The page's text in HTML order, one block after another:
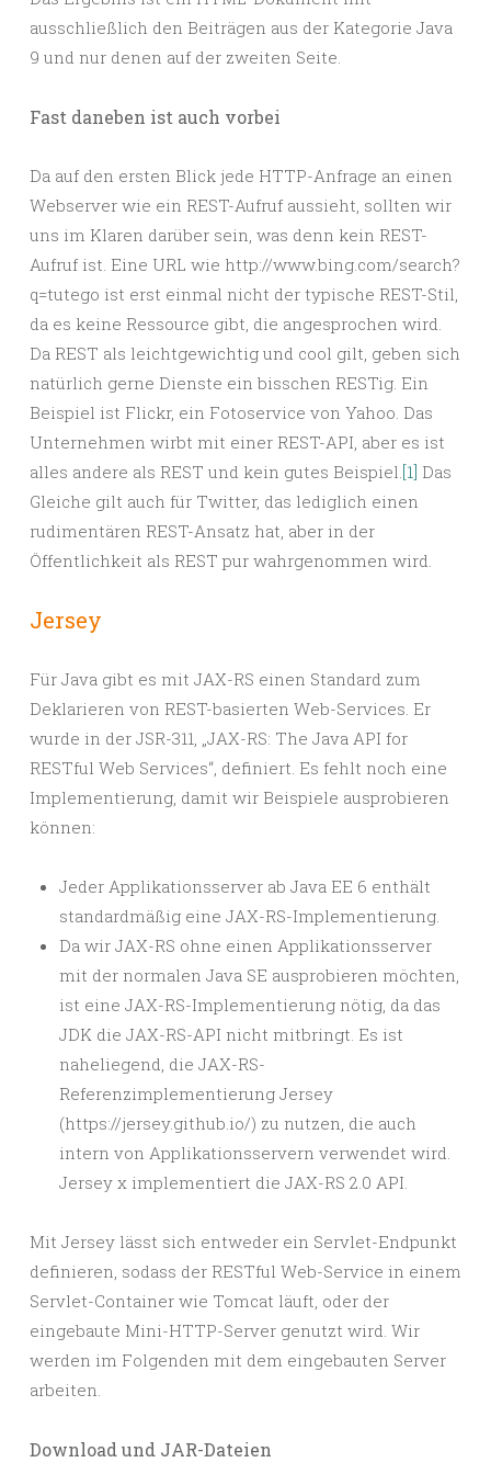
ausschließlich den Beiträgen aus der Kategorie Java
9 und nur denen auf der zweiten Seite.
Fast daneben ist auch vorbei
Da auf den ersten Blick jede HTTP-Anfrage an einen
Webserver wie ein REST-Aufruf aussieht, sollten wir
uns im Klaren darüber sein, was denn kein REST-
Aufruf ist. Eine URL wie http://www.bing.com/search?
q=tutego ist erst einmal nicht der typische REST-Stil,
da es keine Ressource gibt, die angesprochen wird.
Da REST als leichtgewichtig und cool gilt, geben sich
natürlich gerne Dienste ein bisschen RESTig. Ein
Beispiel ist Flickr, ein Fotoservice von Yahoo. Das
Unternehmen wirbt mit einer REST-API, aber es ist
alles andere als REST und kein gutes Beispiel.[1] Das
Gleiche gilt auch für Twitter, das lediglich einen
rudimentären REST-Ansatz hat, aber in der
Öffentlichkeit als REST pur wahrgenommen wird.
Jersey
Für Java gibt es mit JAX-RS einen Standard zum
Deklarieren von REST-basierten Web-Services. Er
wurde in der JSR-311, „JAX-RS: The Java API for
RESTful Web Services“, definiert. Es fehlt noch eine
Implementierung, damit wir Beispiele ausprobieren
können:
Jeder Applikationsserver ab Java EE 6 enthält
standardmäßig eine JAX-RS-Implementierung.
Da wir JAX-RS ohne einen Applikationsserver
mit der normalen Java SE ausprobieren möchten,
ist eine JAX-RS-Implementierung nötig, da das
JDK die JAX-RS-API nicht mitbringt. Es ist
naheliegend, die JAX-RS-
Referenzimplementierung Jersey
(https://jersey.github.io/) zu nutzen, die auch
intern von Applikationsservern verwendet wird.
Jersey x implementiert die JAX-RS 2.0 API.
Mit Jersey lässt sich entweder ein Servlet-Endpunkt
definieren, sodass der RESTful Web-Service in einem
Servlet-Container wie Tomcat läuft, oder der
eingebaute Mini-HTTP-Server genutzt wird. Wir
werden im Folgenden mit dem eingebauten Server
arbeiten.
Download und JAR-Dateien